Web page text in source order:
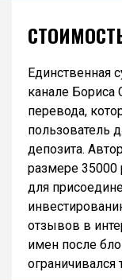
Единственная
канале Бориса
перевода,
пользователь
депозита.
размере
для
отзывов в
имен после
ограничивался